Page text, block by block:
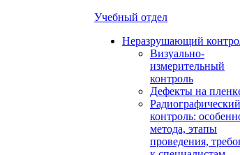
Учебный отдел
Неразрушающий
Визуально-
измерительный
контроль
Дефекты на
Радиографический
контроль:
метода, этапы
проведения,